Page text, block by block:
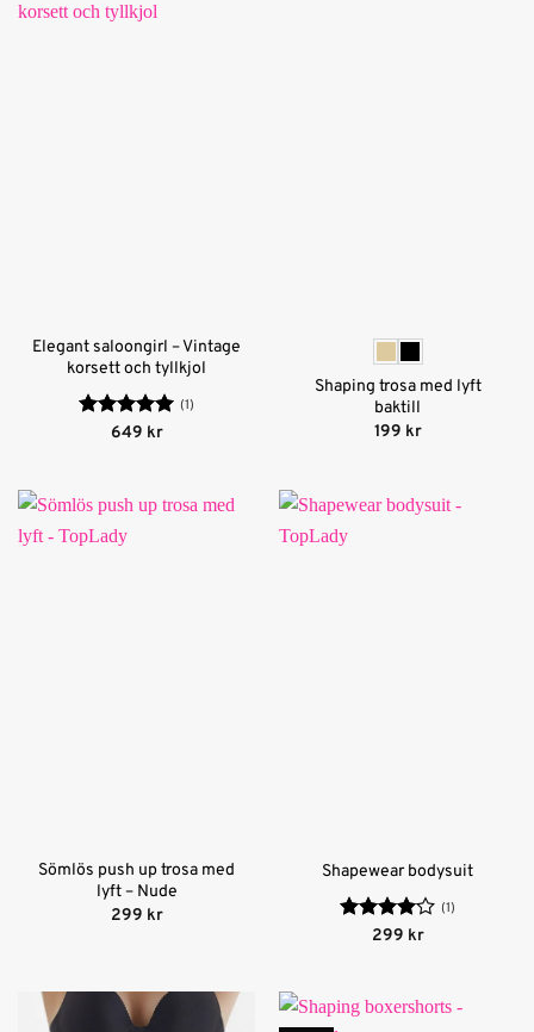
Elegant saloongirl – Vintage
korsett och tyllkjol
Betygsatt5
(1)
649 kr
Shaping trosa med lyft
baktill
199 kr
Sömlös push up trosa med
lyft – Nude
299 kr
Shapewear bodysuit
Betygsatt
(1)
299 kr